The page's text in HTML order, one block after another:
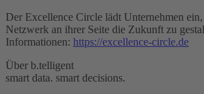
Der Excellence Circle lädt Unternehmen
Netzwerk an ihrer Seite die Zukunft zu
Informationen: https://excellence-circle.de
Über b.telligent
smart data. smart decisions.